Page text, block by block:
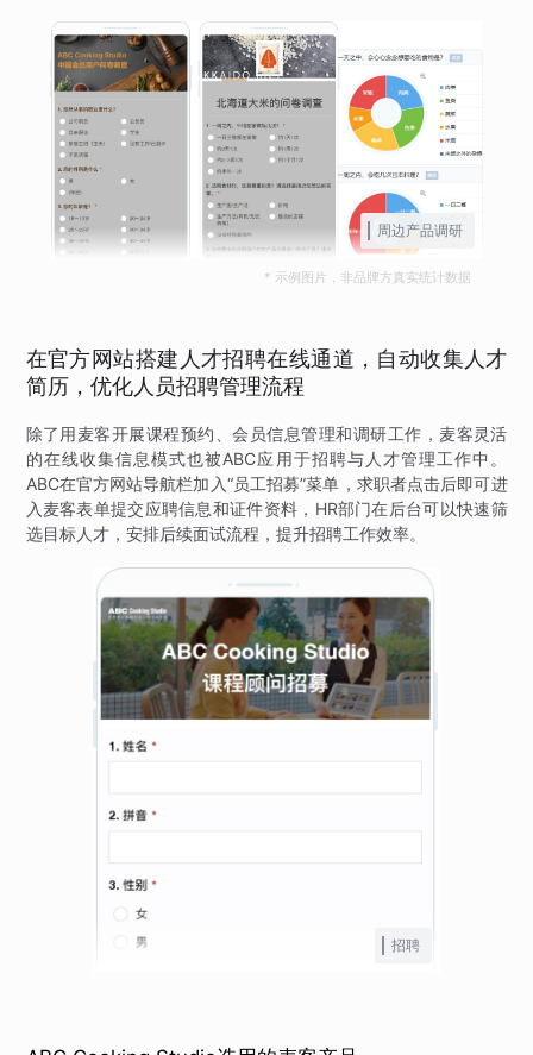
周边产品调研
* 示例图片，非品牌方真实统计数据
在官方网站搭建人才招聘在线通道，自动收集人才
简历，优化人员招聘管理流程
除了用麦客开展课程预约、会员信息管理和调研工作，麦客灵活
的在线收集信息模式也被ABC应用于招聘与人才管理工作中。
ABC在官方网站导航栏加入“员工招募”菜单，求职者点击后即可进
入麦客表单提交应聘信息和证件资料，HR部门在后台可以快速筛
选目标人才，安排后续面试流程，提升招聘工作效率。
招聘